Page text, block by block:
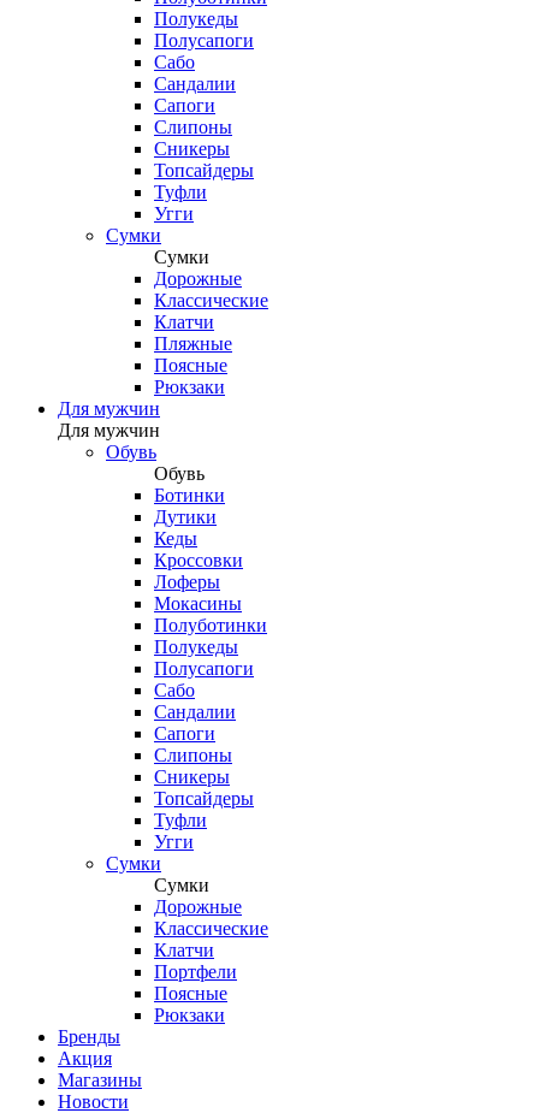
Полукеды
Полусапоги
Сабо
Сандалии
Сапоги
Слипоны
Сникеры
Топсайдеры
Туфли
Угги
Сумки
Сумки
Дорожные
Классические
Клатчи
Пляжные
Поясные
Рюкзаки
Для мужчин
Для мужчин
Обувь
Обувь
Ботинки
Дутики
Кеды
Кроссовки
Лоферы
Мокасины
Полуботинки
Полукеды
Полусапоги
Сабо
Сандалии
Сапоги
Слипоны
Сникеры
Топсайдеры
Туфли
Угги
Сумки
Сумки
Дорожные
Классические
Клатчи
Портфели
Поясные
Рюкзаки
Бренды
Акция
Магазины
Новости